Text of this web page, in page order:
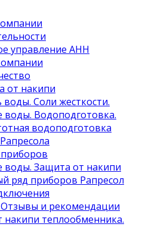
управление АНН
от накипи
воды. Соли жесткости.
воды. Водоподготовка.
водоподготовка
воды. Защита от накипи
ряд приборов Рапресол
Отзывы и рекомендации
накипи теплообменника.